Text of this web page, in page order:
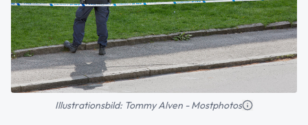
Illustrationsbild: Tommy Alven - Mostphotos